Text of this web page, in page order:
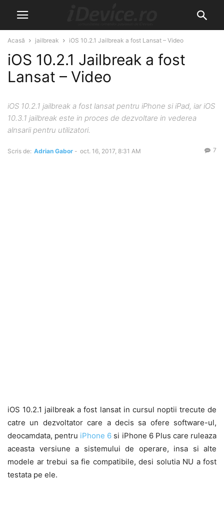
Acasă jailbreak iOS 10.2.1 Jailbreak a fost Lansat – Video
iOS 10.2.1 Jailbreak a fost
Lansat – Video
iOS 10.2.1 jailbreak a fost lansat pentru iPhone si iPad, iar iOS
10.3.1 jailbreak este in proces de dezvoltare in vederea
alnsarii pentru utilizatori.
Scris de: Adrian Gabor - oct. 16, 2017, 8:31 AM 7
iOS 10.2.1 jailbreak a fost lansat in cursul noptii trecute de
catre un dezvoltator care a decis sa ofere software-ul,
deocamdata, pentru iPhone 6 si iPhone 6 Plus care ruleaza
aceasta versiune a sistemului de operare, insa si alte
modele ar trebui sa fie compatibile, desi solutia NU a fost
testata pe ele.